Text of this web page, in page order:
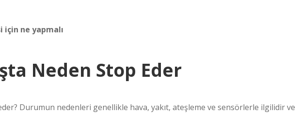
için ne yapmalı
Neden Stop Eder
Durumun nedenleri genellikle hava, yakıt, ateşleme ve sensörlerle ilgilidir ve